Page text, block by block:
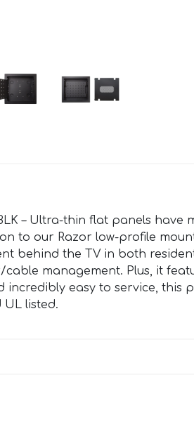
BLK – Ultra-thin flat panels
to our Razor low-profile
behind the TV in both
management. Plus, it
incredibly easy to service, this
listed.